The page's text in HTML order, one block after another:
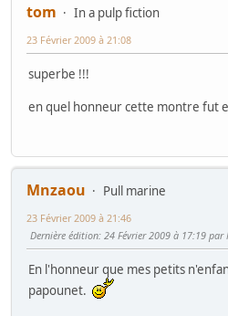
tom
In a pulp fiction
23 Février 2009 à 21:08
superbe !!!
en quel honneur cette montre fut
Mnzaou
Pull marine
23 Février 2009 à 21:46
Dernière édition: 24 Février 2009 à 17:19 par
En l'honneur que mes petits
papounet.